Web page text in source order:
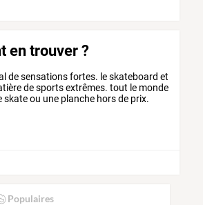
en trouver ?
desensationsfortes. leskateboard et
desportsextrêmes. tout le monde
skateou une planche horsde prix.
Populaires